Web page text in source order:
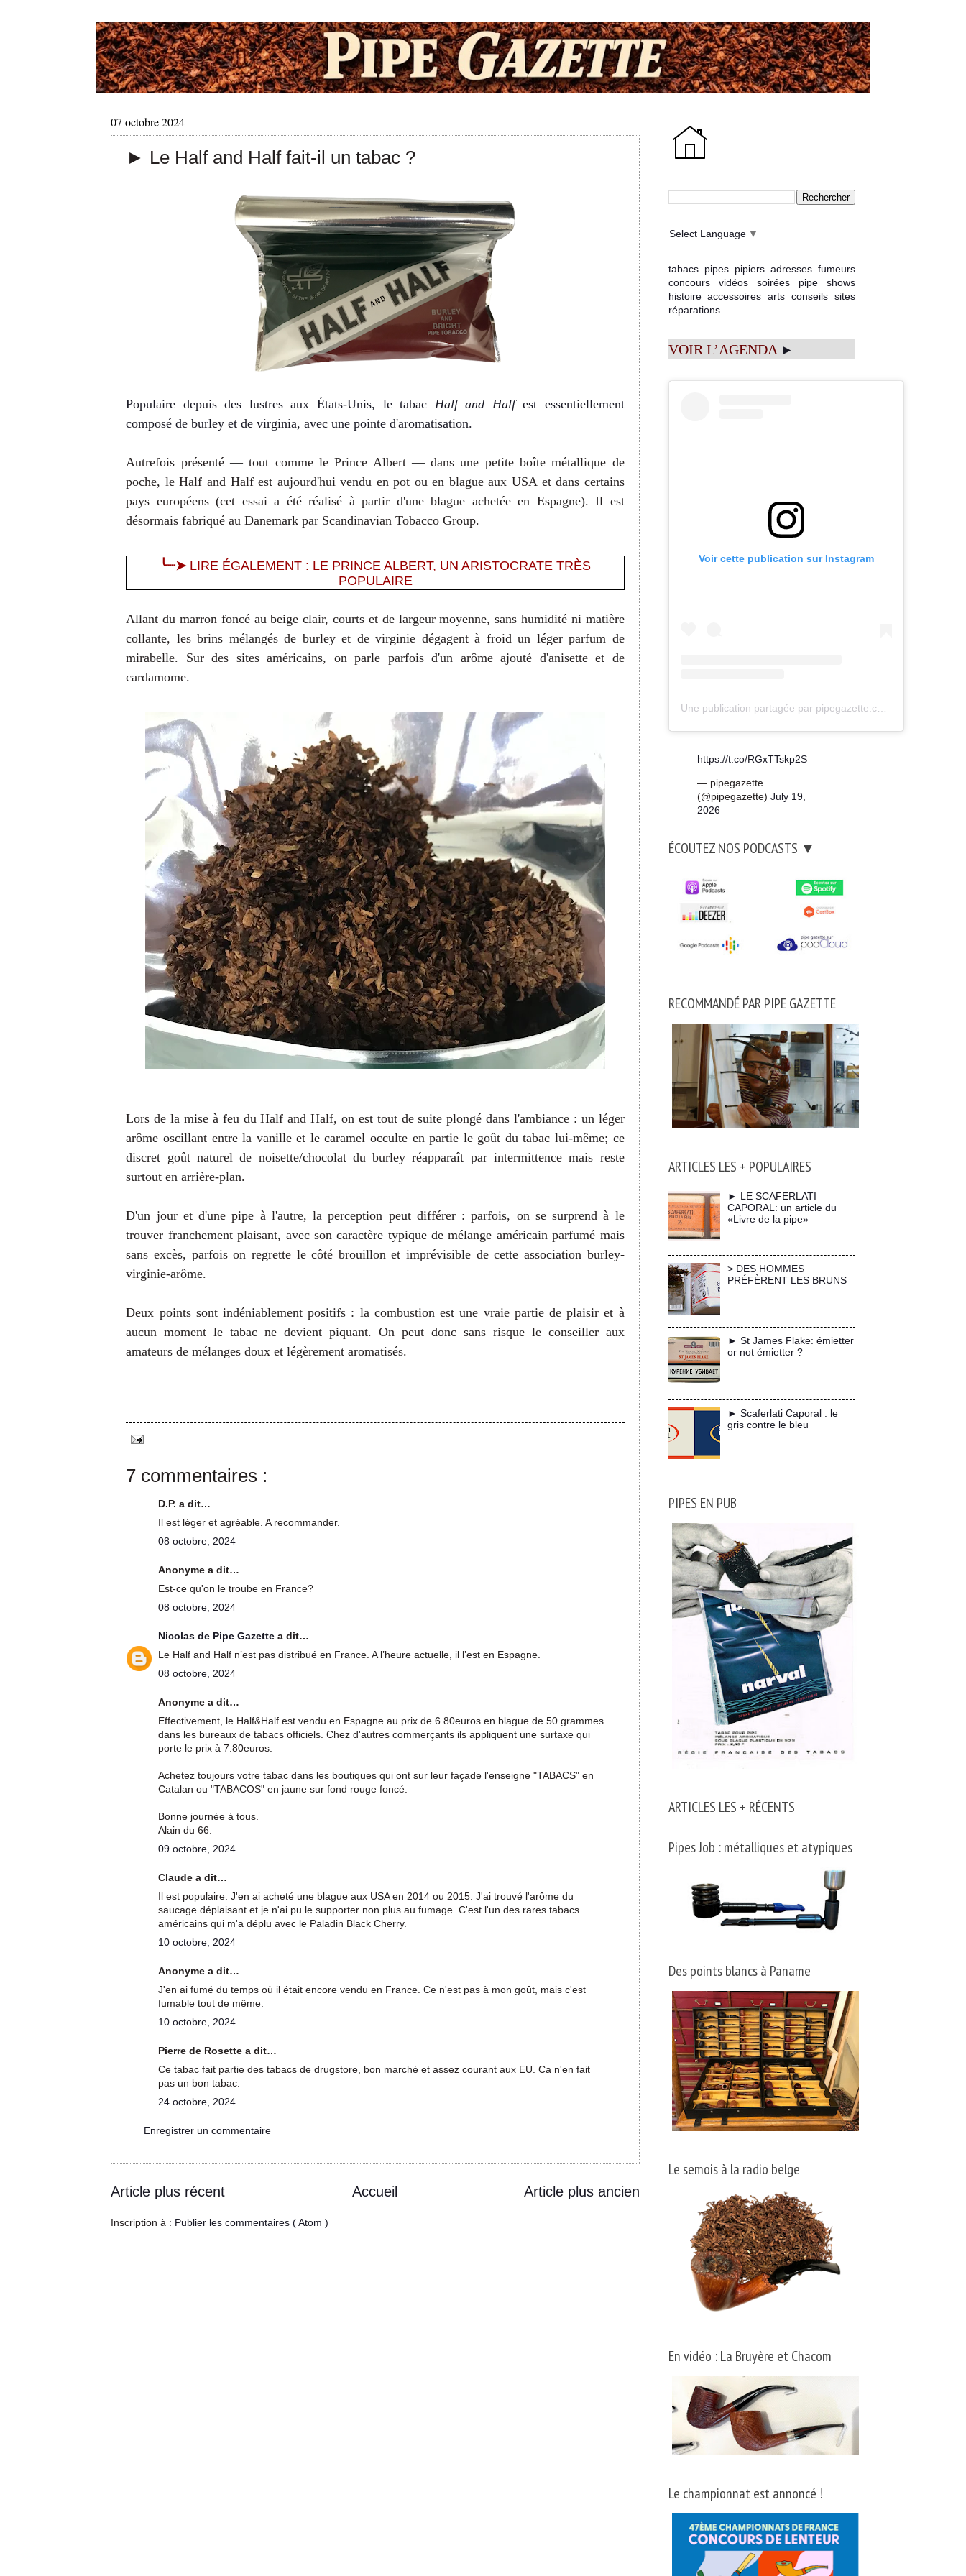
07 octobre 2024
► Le Half and Half fait-il un tabac ?
Populaire depuis des lustres aux États-Unis, le tabac Half and Halfest essentiellement
composé de burley et de virginia, avec une pointe d'aromatisation.
Autrefois présenté—tout comme le Prince Albert—dans une petite boîte métallique de
poche, le Half and Half est aujourd'hui vendu en pot ou en blague aux USA et dans certains
pays européens (cet essai a été réalisé à partir d'une blague achetée en Espagne). Il est
désormais fabriqué au Danemark par Scandinavian Tobacco Group.
╰┈➤ LIRE ÉGALEMENT : LE PRINCE ALBERT, UN ARISTOCRATE TRÈS
POPULAIRE
Allant du marron foncé au beige clair, courts et de largeur moyenne, sans humidité ni matière
collante, les brins mélangés de burley et de virginie dégagent à froid un léger parfum de
mirabelle. Sur des sites américains, on parle parfois d'un arôme ajouté d'anisette et de
cardamome.
Lors de la mise à feu du Half and Half, on est tout de suite plongé dans l'ambiance : un léger
arôme oscillant entre la vanille et le caramel occulte en partie le goût du tabac lui-même; ce
discret goût naturel de noisette/chocolat du burley réapparaît par intermittence mais reste
surtout en arrière-plan.
D'un jour et d'une pipe à l'autre, la perception peut différer : parfois, on se surprend à le
trouver franchement plaisant, avec son caractère typique de mélange américain parfumé mais
sans excès, parfois on regrette le côté brouillon et imprévisible de cette association burley-
virginie-arôme.
Deux points sont indéniablement positifs : la combustion est une vraie partie de plaisir et à
aucun moment le tabac ne devient piquant. On peut donc sans risque le conseiller aux
amateurs de mélanges doux et légèrement aromatisés.
7 commentaires :
D.P. a dit…
Il est léger et agréable. A recommander.
08 octobre, 2024
Anonyme a dit…
Est-ce qu'on le troube en France?
08 octobre, 2024
Nicolas de Pipe Gazettea dit…
Le Half and Half n’est pas distribué en France. A l’heure actuelle, il l’est en Espagne.
08 octobre, 2024
Anonyme a dit…
Effectivement, le Half&Half est vendu en Espagne au prix de 6.80euros en blague de 50 grammes
dans les bureaux de tabacs officiels. Chez d'autres commerçants ils appliquent une surtaxe qui
porte le prix à 7.80euros.
Achetez toujours votre tabac dans les boutiques qui ont sur leur façade l'enseigne "TABACS" en
Catalan ou "TABACOS" en jaune sur fond rouge foncé.
Bonne journée à tous.
Alain du 66.
09 octobre, 2024
Claude a dit…
Il est populaire. J'en ai acheté une blague aux USA en 2014 ou 2015. J'ai trouvé l'arôme du
saucage déplaisant et je n'ai pu le supporter non plus au fumage. C'est l'un des rares tabacs
américains qui m'a déplu avec le Paladin Black Cherry.
10 octobre, 2024
Anonyme a dit…
J'en ai fumé du temps où il était encore vendu en France. Ce n'est pas à mon goût, mais c'est
fumable tout de même.
10 octobre, 2024
Pierre de Rosette a dit…
Ce tabac fait partie des tabacs de drugstore, bon marché et assez courant aux EU. Ca n'en fait
pas un bon tabac.
24 octobre, 2024
Enregistrer un commentaire
Article plus récent Article plus ancien
Accueil
Inscription à : Publier les commentaires ( Atom )
Select Language ▼
tabacs pipes pipiers adresses fumeurs
concours
vidéos soirées
pipe shows
histoire accessoires arts conseils sites
réparations
VOIR L’AGENDA ►
Voir cette publication sur Instagram
Une publication partagée par pipegazette.com (@pipegazette)
https://t.co/RGxTTskp2S
— pipegazette
(@pipegazette) July 19,
2026
ÉCOUTEZ NOS PODCASTS ▼
RECOMMANDÉ PAR PIPE GAZETTE
ARTICLES LES + POPULAIRES
► LE SCAFERLATI
CAPORAL: un article du
«Livre de la pipe»
> DES HOMMES
PRÉFÈRENT LES BRUNS
► St James Flake: émietter
or not émietter ?
► Scaferlati Caporal : le
gris contre le bleu
PIPES EN PUB
ARTICLES LES + RÉCENTS
Pipes Job : métalliques et atypiques
Des points blancs à Paname
Le semois à la radio belge
En vidéo : La Bruyère et Chacom
Le championnat est annoncé !